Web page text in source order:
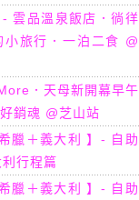
- 雲品溫泉飯店．徜徉
小旅行．一泊二食 @
．天母新開幕早午
銷魂 @芝山站
臘＋義大利 】- 自助
行程篇
臘＋義大利 】- 自助